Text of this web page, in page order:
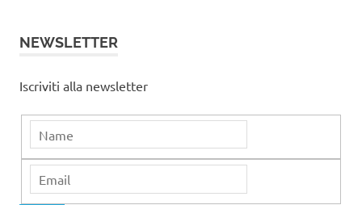
NEWSLETTER
Iscriviti alla newsletter